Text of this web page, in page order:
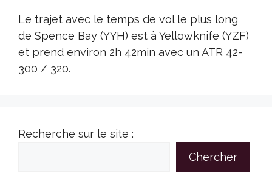
Le trajet avec le temps de vol le plus long
de Spence Bay (YYH) est à Yellowknife (YZF)
et prend environ 2h 42min avec un ATR 42-
300 / 320.
Recherche sur le site :
Chercher